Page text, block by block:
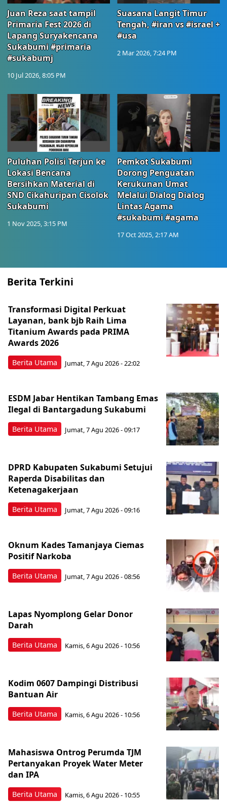
Juan Reza saat tampil
Primaria Fest 2026 di
Lapang Suryakencana
Sukabumi #primaria
#sukabumj
10 Jul 2026, 8:05 PM
Suasana Langit Timur
Tengah, #iran vs #israel +
#usa
2 Mar 2026, 7:24 PM
Puluhan Polisi Terjun ke
Lokasi Bencana
Bersihkan Material di
SND Cikahuripan Cisolok
Sukabumi
1 Nov 2025, 3:15 PM
Pemkot Sukabumi
Dorong Penguatan
Kerukunan Umat
Melalui Dialog Dialog
Lintas Agama
#sukabumi #agama
17 Oct 2025, 2:17 AM
Berita Terkini
Berita Utama
Transformasi Digital Perkuat
Layanan, bank bjb Raih Lima
Titanium Awards pada PRIMA
Awards 2026
Jumat, 7 Agu 2026 - 22:02
Berita Utama
ESDM Jabar Hentikan Tambang Emas
Ilegal di Bantargadung Sukabumi
Jumat, 7 Agu 2026 - 09:17
Berita Utama
DPRD Kabupaten Sukabumi Setujui
Raperda Disabilitas dan
Ketenagakerjaan
Jumat, 7 Agu 2026 - 09:16
Berita Utama
Oknum Kades Tamanjaya Ciemas
Positif Narkoba
Jumat, 7 Agu 2026 - 08:56
Berita Utama
Lapas Nyomplong Gelar Donor
Darah
Kamis, 6 Agu 2026 - 10:56
Berita Utama
Kodim 0607 Dampingi Distribusi
Bantuan Air
Kamis, 6 Agu 2026 - 10:56
Berita Utama
Mahasiswa Ontrog Perumda TJM
Pertanyakan Proyek Water Meter
dan IPA
Kamis, 6 Agu 2026 - 10:55